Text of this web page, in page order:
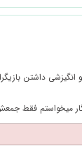
داشتن
میخواستم فقط